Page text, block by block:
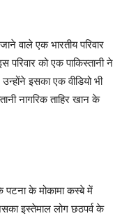
वाले एक भारतीय परिवार
को एक पाकिस्तानी ने
इसका एक वीडियो भी
नागरिक ताहिर खान के
पटना के मोकामा कस्बे में
इस्तेमाल लोग छठपर्व के